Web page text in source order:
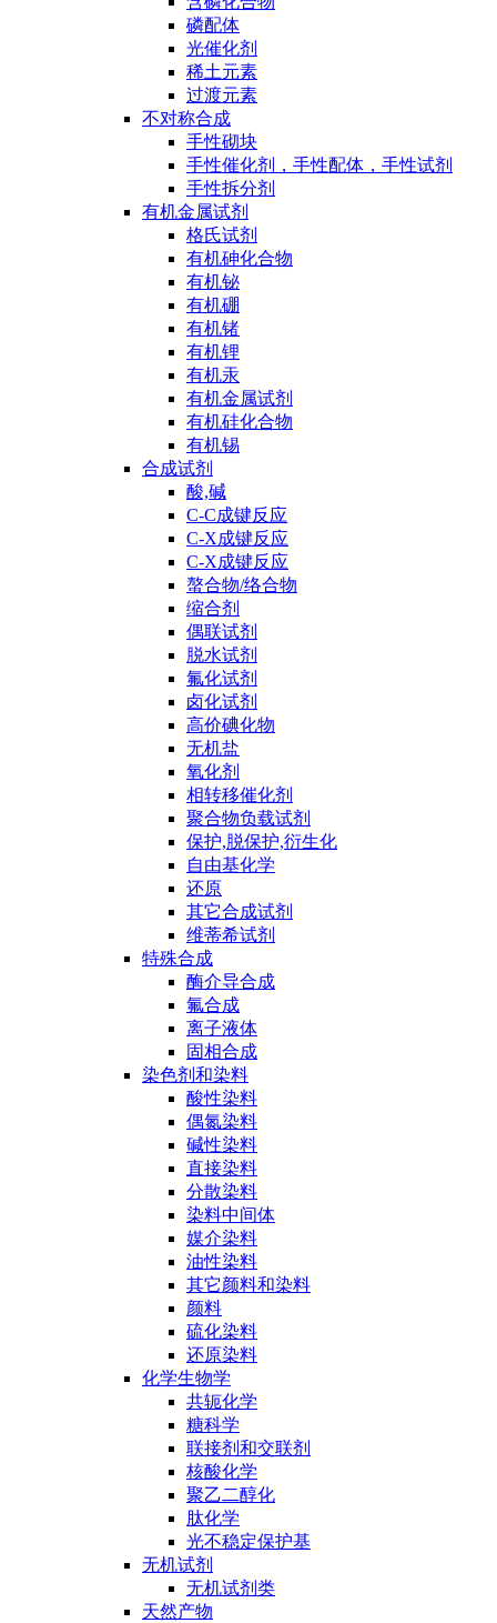
磷配体
光催化剂
稀土元素
过渡元素
不对称合成
手性砌块
手性催化剂，手性配体，手性试剂
手性拆分剂
有机金属试剂
格氏试剂
有机砷化合物
有机铋
有机硼
有机锗
有机锂
有机汞
有机金属试剂
有机硅化合物
有机锡
合成试剂
酸,碱
C-C成键反应
C-X成键反应
C-X成键反应
螯合物/络合物
缩合剂
偶联试剂
脱水试剂
氟化试剂
卤化试剂
高价碘化物
无机盐
氧化剂
相转移催化剂
聚合物负载试剂
保护,脱保护,衍生化
自由基化学
还原
其它合成试剂
维蒂希试剂
特殊合成
酶介导合成
氟合成
离子液体
固相合成
染色剂和染料
酸性染料
偶氮染料
碱性染料
直接染料
分散染料
染料中间体
媒介染料
油性染料
其它颜料和染料
颜料
硫化染料
还原染料
化学生物学
共轭化学
糖科学
联接剂和交联剂
核酸化学
聚乙二醇化
肽化学
光不稳定保护基
无机试剂
无机试剂类
天然产物